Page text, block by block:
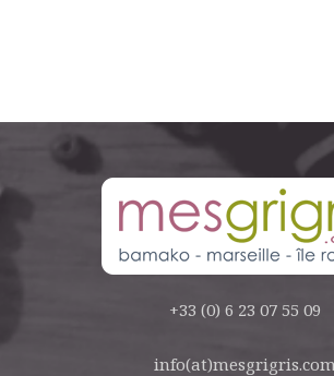
+33 (0) 6 23 07 55 09
info(at)mesgrigris.com